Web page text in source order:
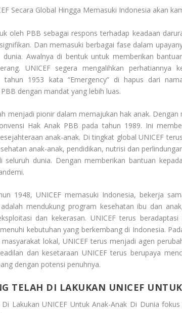
Secara Global Hingga Memasuki Indonesia akan
oleh PBB sebagai respons terhadap keadaan
Dan memasuki berbagai fase dalam
dunia. Awalnya di bentuk untuk memberikan
UNICEF segera mengalihkan perhatiannya
tahun 1953 kata “Emergency” di hapus dari
dengan mandat yang lebih luas.
menjadi pionir dalam memajukan hak anak.
Hak Anak PBB pada tahun 1989. Ini
anak-anak. Di tingkat global UNICEF
anak-anak, pendidikan, nutrisi dan
seluruh dunia. Dengan memberikan bantuan
1948, UNICEF memasuki Indonesia, bekerja
mendukung program kesehatan ibu dan
dan kekerasan. UNICEF terus
kebutuhan yang berkembang di Indonesia.
lokal, UNICEF terus menjadi agen
dan kesetaraan UNICEF terus berupaya
dengan potensi penuhnya.
TELAH DI LAKUKAN UNICEF
Lakukan UNICEF Untuk Anak-Anak Di Dunia fokus